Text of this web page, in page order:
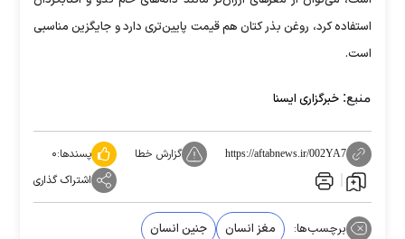
استفاده کرد، روغن بذر کتان هم قیمت پایین‌تری دارد و جایگزین مناسبی
است.
منبع: خبرگزاری ایسنا
https://aftabnews.ir/002YA7 گزارش خطا پسندها:۰
اشتراک گذاری
برچسب‌ها: مغز انسان
جنین انسان